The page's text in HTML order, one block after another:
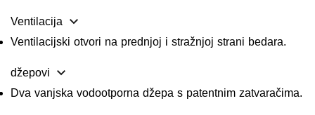
Ventilacija
Ventilacijski otvori na prednjoj i stražnjoj strani bedara.
džepovi
Dva vanjska vodootporna džepa s patentnim zatvaračima.